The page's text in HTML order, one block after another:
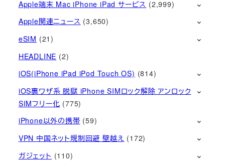
Apple端末 Mac iPhone iPad サービス (2,999)
Apple関連ニュース (3,650)
eSIM (21)
HEADLINE (2)
iOS(iPhone iPad iPod Touch OS) (814)
iOS裏ワザ系 脱獄 iPhone SIMロック解除 アンロック
SIMフリー化 (775)
iPhone以外の携帯 (59)
VPN 中国ネット規制回避 壁越え (172)
ガジェット (110)